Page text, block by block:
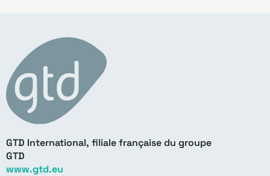
GTD International, filiale française du groupe
GTD
www.gtd.eu